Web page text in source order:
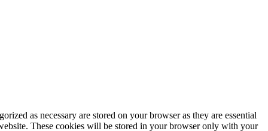
as necessary are stored on your browser as they are essential
These cookies will be stored in your browser only with your